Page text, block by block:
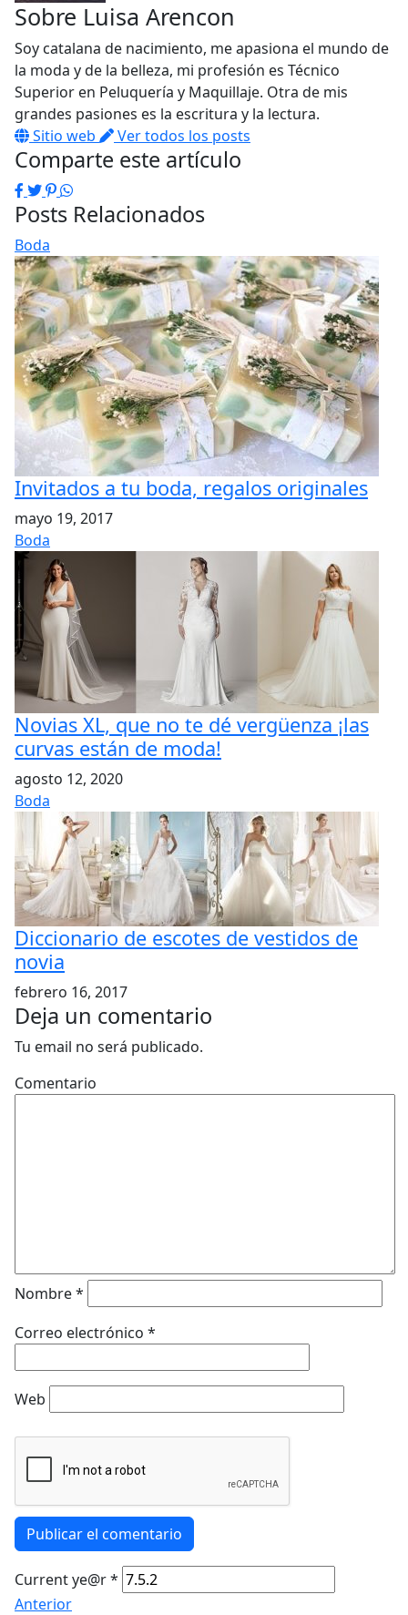
Sobre Luisa Arencon
Soy catalana de nacimiento, me apasiona el mundo de
la moda y de la belleza, mi profesión es Técnico
Superior en Peluquería y Maquillaje. Otra de mis
grandes pasiones es la escritura y la lectura.
Sitio web
Ver todos los posts
Comparte este artículo
Facebook
Twitter
Pinterest
WhatsApp
Posts Relacionados
Boda
Invitados a tu boda, regalos originales
mayo 19, 2017
Boda
Novias XL, que no te dé vergüenza ¡las
curvas están de moda!
agosto 12, 2020
Boda
Diccionario de escotes de vestidos de
novia
febrero 16, 2017
Deja un comentario
Tu email no será publicado.
Comentario
Nombre*
Correo electrónico *
Web
Publicar el comentario
Current ye@r*
Anterior